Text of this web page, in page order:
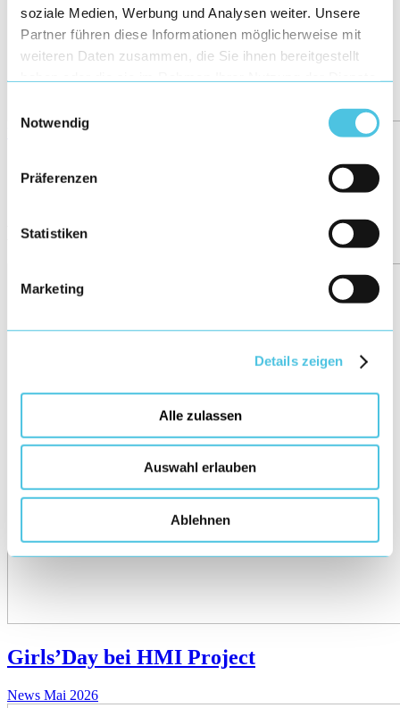
soziale Medien, Werbung und Analysen weiter. Unsere
Partner führen diese Informationen möglicherweise mit
weiteren Daten zusammen, die Sie ihnen bereitgestellt
Notwendig
Präferenzen
Statistiken
Marketing
Details zeigen
Alle zulassen
Auswahl erlauben
Ablehnen
Übersicht
59/158
More posts
Girls’Day bei HMI Project
News Mai 2026